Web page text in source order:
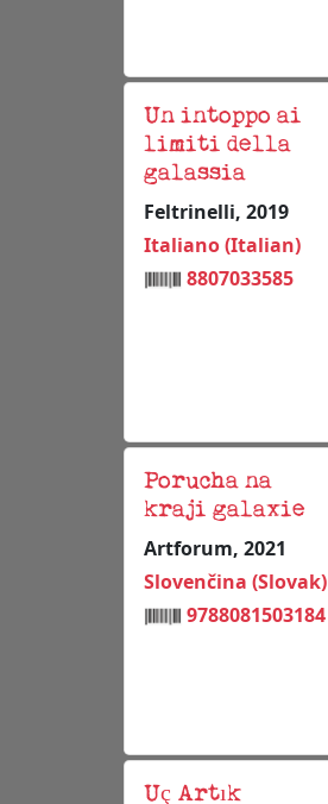
Un intoppo ai
limiti della
galassia
Feltrinelli, 2019
Italiano (Italian)
8807033585
Porucha na
kraji galaxie
Artforum, 2021
Slovenčina (Slovak)
9788081503184
Uç Artık